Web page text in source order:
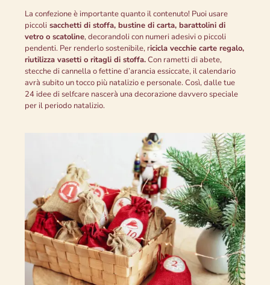
La confezione è importante quanto il contenuto! Puoi usare
piccolisacchetti di stoffa, bustine di carta, barattolini di
vetro o scatoline, decorandoli con numeri adesivi o piccoli
pendenti. Per renderlo sostenibile, ricicla vecchie carte regalo,
riutilizza vasetti o ritagli di stoffa.Con rametti di abete,
stecche di cannella o fettine d’arancia essiccate, il calendario
avrà subito un tocco più natalizio e personale. Così, dalle tue
24 idee di selfcare nascerà una decorazione davvero speciale
per il periodo natalizio.